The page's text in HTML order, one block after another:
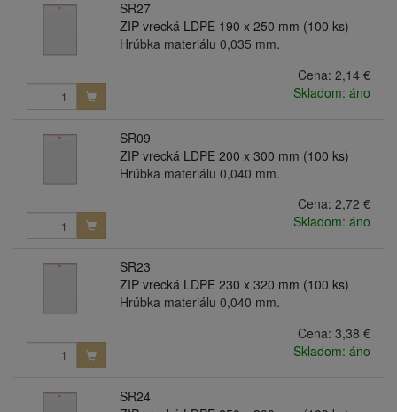
SR27
ZIP vrecká LDPE 190 x 250 mm (100 ks)
Hrúbka materiálu 0,035 mm.
Cena: 2,14 €
Skladom: áno
SR09
ZIP vrecká LDPE 200 x 300 mm (100 ks)
Hrúbka materiálu 0,040 mm.
Cena: 2,72 €
Skladom: áno
SR23
ZIP vrecká LDPE 230 x 320 mm (100 ks)
Hrúbka materiálu 0,040 mm.
Cena: 3,38 €
Skladom: áno
SR24